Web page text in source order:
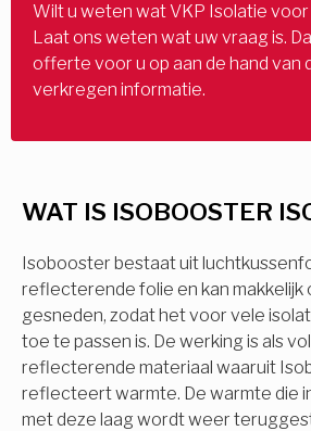
WAT IS ISOBOOSTER
Isobooster bestaat uit
reflecterende folie en kan makkelijk
gesneden, zodat het voor vele
toe te passen is. De werking is als
reflecterende materiaal waaruit
reflecteert warmte. De warmte die
met deze laag wordt weer
Wilt u weten wat VKP Isolatie
Laat ons weten wat uw vraag is.
offerte voor u op aan de hand van
verkregen informatie.